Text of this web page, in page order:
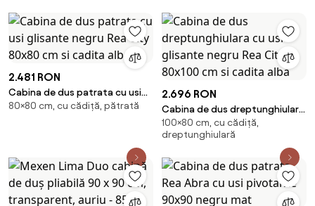
2.481 RON
Cabina de dus patrata cu usi
glisante negru Rea City 80x80
80×80 cm, cu cădiță, pătrată
2.696 RON
Cabina de dus dreptunghiulara
cu usi glisante negru Rea City
80x100 cm si cadita alba
100×80 cm, cu cădiță,
dreptunghiulară